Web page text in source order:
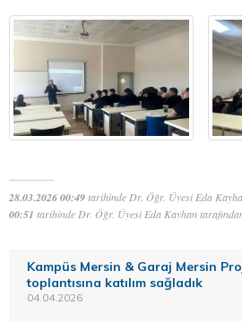
28.03.2026 00:49tarihinde Dr. Öğr. Üyesi Eda
00:51 tarihinde Dr. Öğr. Üyesi Eda Kayhan
Kampüs Mersin & Garaj Mersin
toplantısına katılım sağladık
04.04.2026